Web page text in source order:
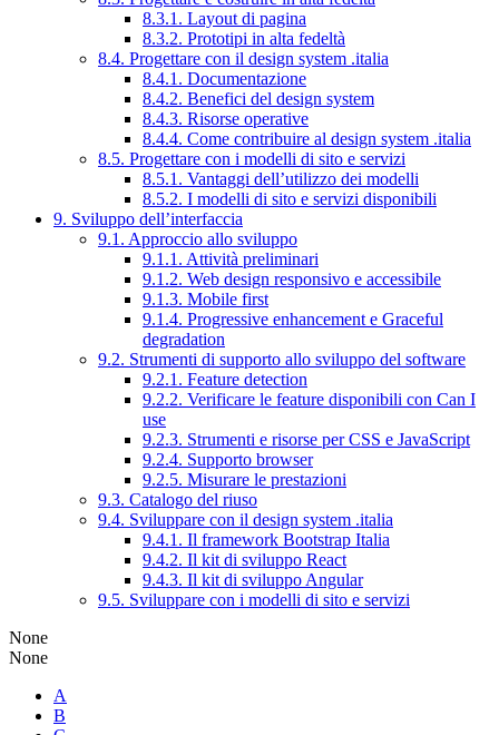
8.3.1. Layout di pagina
8.3.2. Prototipi in alta fedeltà
8.4. Progettare con il design system .italia
8.4.1. Documentazione
8.4.2. Benefici del design system
8.4.3. Risorse operative
8.4.4. Come contribuire al design system .italia
8.5. Progettare con i modelli di sito e servizi
8.5.1. Vantaggi dell’utilizzo dei modelli
8.5.2. I modelli di sito e servizi disponibili
9. Sviluppo dell’interfaccia
9.1. Approccio allo sviluppo
9.1.1. Attività preliminari
9.1.2. Web design responsivo e accessibile
9.1.3. Mobile first
9.1.4. Progressive enhancement e Graceful
degradation
9.2. Strumenti di supporto allo sviluppo del software
9.2.1. Feature detection
9.2.2. Verificare le feature disponibili con Can I
use
9.2.3. Strumenti e risorse per CSS e JavaScript
9.2.4. Supporto browser
9.2.5. Misurare le prestazioni
9.3. Catalogo del riuso
9.4. Sviluppare con il design system .italia
9.4.1. Il framework Bootstrap Italia
9.4.2. Il kit di sviluppo React
9.4.3. Il kit di sviluppo Angular
9.5. Sviluppare con i modelli di sito e servizi
None
None
A
B